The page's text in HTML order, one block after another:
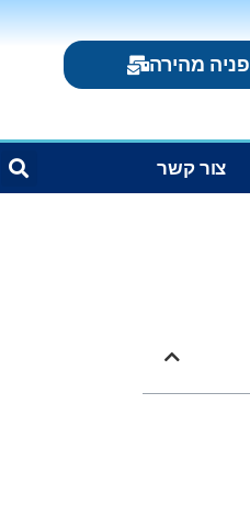
פניה מהירה
צור קשר